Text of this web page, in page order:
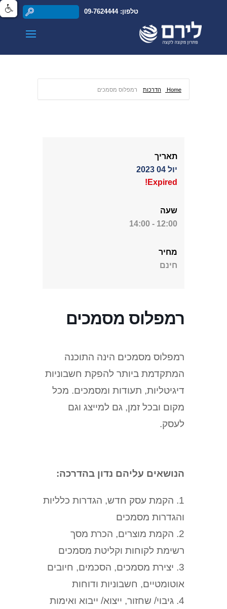
טלפון: 09-7624444
Home הדרכות רמפלוס מסמכים
תאריך
יול 04 2023
Expired!
שעה
12:00 - 14:00
מחיר
חינם
רמפלוס מסמכים
רמפלוס מסמכים הינה התוכנה
המתקדמת ביותר להפקת חשבוניות
דיגיטליות, תעודות ומסמכים. מכל
מקום ובכל זמן, גם למייצג וגם
לעסק.
הנושאים עליהם נדון בהדרכה:
1. הקמת עסק חדש, הגדרות כלליות
והגדרות מסמכים
2. הקמת מוצרים, הכרת מסך
רשימת לקוחות וקליטת מסמכים
3. יצירת מסמכים, הסכמים, חיובים
אוטומטיים, חשבוניות ודוחות
4. גיבוי/ שחזור, ייצוא/ ייבוא ואימות